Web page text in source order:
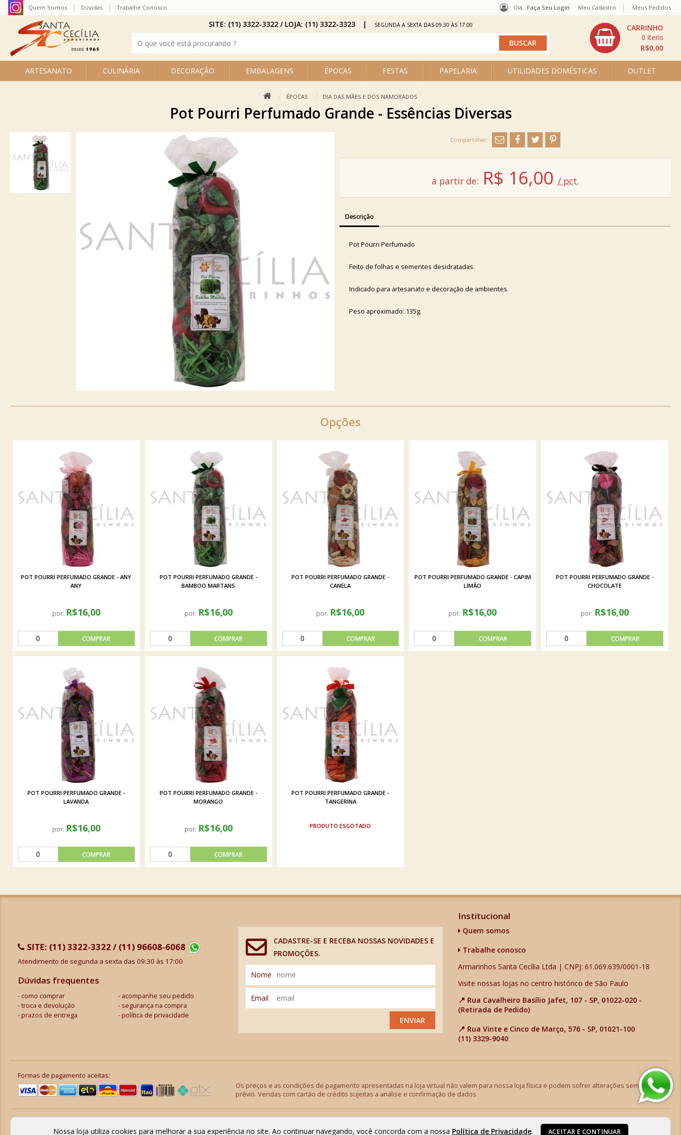
Olá, Faça Seu Login
ARTESANATO CULINÁRIA DECORAÇÃO EMBALAGENS ÉPOCAS FESTAS PAPELARIA UTILIDADES DOMÉSTICAS OUTLET
R$0,00
0
Quem Somos Dúvidas Trabalhe Conosco Meu Cadastro Meus Pedidos
SITE: (11) 3322-3322 / LOJA: (11) 3322-3323 SEGUNDA A SEXTA DAS 09:30 ÀS 17:00
ÉPOCAS DIA DAS MÃES E DOS NAMORADOS
Pot Pourri Perfumado Grande - Essências Diversas
a partir de: R$ 16,00 / pct.
Descrição
Pot Pourri Perfumado
Feito de folhas e sementes desidratadas.
Indicado para artesanato e decoração de ambientes.
Peso aproximado: 135g.
Opções
POT POURRI PERFUMADO GRANDE - ANY
ANY
por: R$16,00
POT POURRI PERFUMADO GRANDE -
BAMBOO MARTANS
por: R$16,00
POT POURRI PERFUMADO GRANDE -
CANELA
por: R$16,00
POT POURRI PERFUMADO GRANDE - CAPIM
LIMÃO
por: R$16,00
POT POURRI PERFUMADO GRANDE -
CHOCOLATE
por: R$16,00
POT POURRI PERFUMADO GRANDE -
LAVANDA
por: R$16,00
POT POURRI PERFUMADO GRANDE -
MORANGO
por: R$16,00
POT POURRI PERFUMADO GRANDE -
TANGERINA
ESGOTADO
SITE: (11) 3322-3322 / (11) 96608-6068
Atendimento de segunda a sexta das 09:30 às 17:00
Dúvidas frequentes
como comprar
acompanhe seu pedido
troca e devolução
segurança na compra
prazos de entrega
política de privacidade
CADASTRE-SE E RECEBA NOSSAS NOVIDADES E
PROMOÇÕES.
Nome
Email
ENVIAR
Institucional
Quem somos
Trabalhe conosco
Armarinhos Santa Cecília Ltda | CNPJ: 61.069.639/0001-18
Visite nossas lojas no centro histórico de São Paulo
📍 Rua Cavalheiro Basílio Jafet, 107 - SP, 01022-020 -
(Retirada de Pedido)
📍 Rua Vinte e Cinco de Março, 576 - SP, 01021-100
(11) 3329-9040
Formas de pagamento aceitas:
Os preços e as condições de pagamento apresentadas na loja virtual não valem para nossa loja física e podem sofrer alterações sem aviso
prévio. Vendas com cartão de crédito sujeitas a análise e confirmação de dados.
Nossa loja utiliza cookies para melhorar a sua experiência no site. Ao continuar navegando, você concorda com a nossa Política de Privacidade. ACEITAR E CONTINUAR